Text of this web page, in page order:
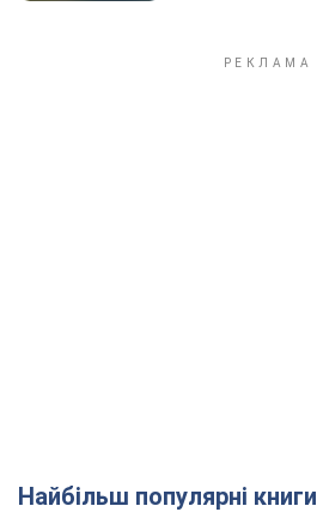
Найбільш популярні книги